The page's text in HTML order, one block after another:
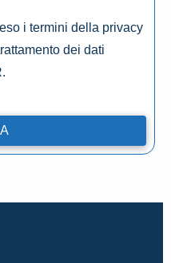
i termini della privacy
dei dati